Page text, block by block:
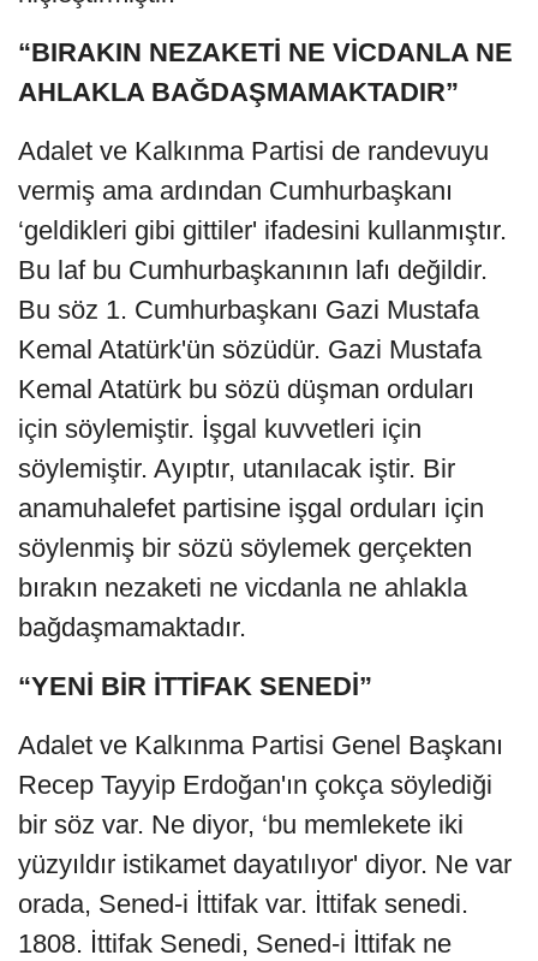
“BIRAKIN NEZAKETİ NE VİCDANLA NE
AHLAKLA BAĞDAŞMAMAKTADIR”
Adalet ve Kalkınma Partisi de randevuyu
vermiş ama ardından Cumhurbaşkanı
‘geldikleri gibi gittiler' ifadesini kullanmıştır.
Bu laf bu Cumhurbaşkanının lafı değildir.
Bu söz 1. Cumhurbaşkanı Gazi Mustafa
Kemal Atatürk'ün sözüdür. Gazi Mustafa
Kemal Atatürk bu sözü düşman orduları
için söylemiştir. İşgal kuvvetleri için
söylemiştir. Ayıptır, utanılacak iştir. Bir
anamuhalefet partisine işgal orduları için
söylenmiş bir sözü söylemek gerçekten
bırakın nezaketi ne vicdanla ne ahlakla
bağdaşmamaktadır.
“YENİ BİR İTTİFAK SENEDİ”
Adalet ve Kalkınma Partisi Genel Başkanı
Recep Tayyip Erdoğan'ın çokça söylediği
bir söz var. Ne diyor, ‘bu memlekete iki
yüzyıldır istikamet dayatılıyor' diyor. Ne var
orada, Sened-i İttifak var. İttifak senedi.
1808. İttifak Senedi, Sened-i İttifak ne